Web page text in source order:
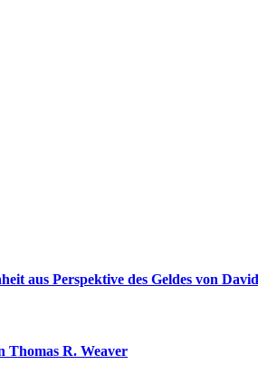
aus Perspektive des Geldes von
Thomas R. Weaver